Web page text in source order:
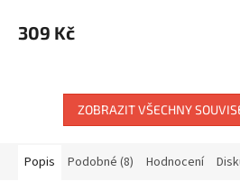
309 Kč
ZOBRAZIT VŠECHNY
Popis Podobné (8) Hodnocení